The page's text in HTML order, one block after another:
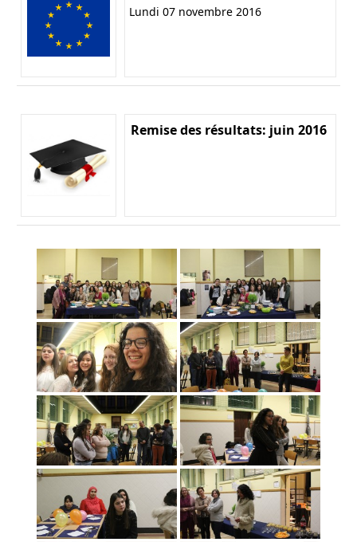
Lundi 07 novembre 2016
Remise des résultats: juin 2016